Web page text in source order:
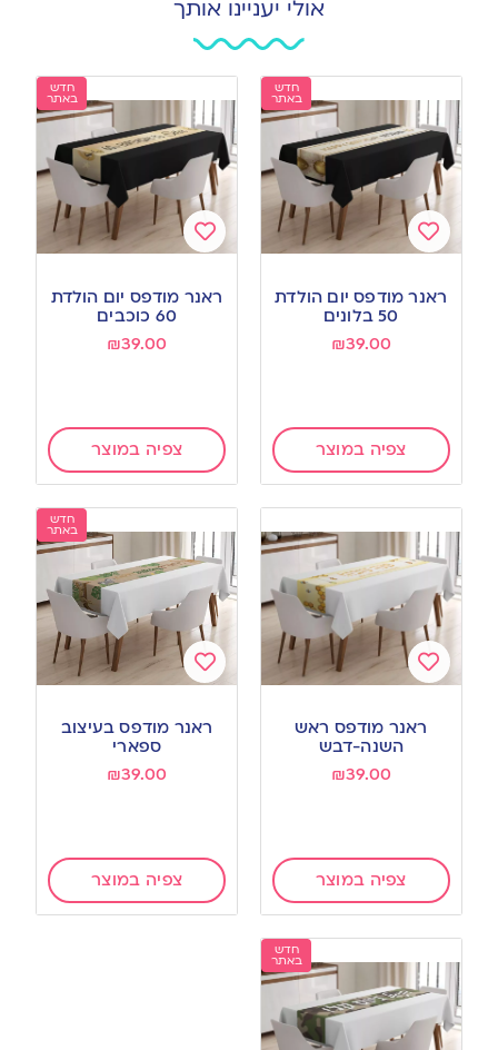
אולי יעניינו אותך
חדש
באתר
to
wishlist
ראנר מודפס יום הולדת
50 בלונים
₪39.00
צפיה במוצר
חדש
באתר
to
wishlist
ראנר מודפס יום הולדת
60 כוכבים
₪39.00
צפיה במוצר
to
wishlist
ראנר מודפס ראש
השנה-דבש
₪39.00
צפיה במוצר
חדש
באתר
to
ראנר מודפס בעיצוב
ספארי
₪39.00
צפיה במוצר
חדש
באתר